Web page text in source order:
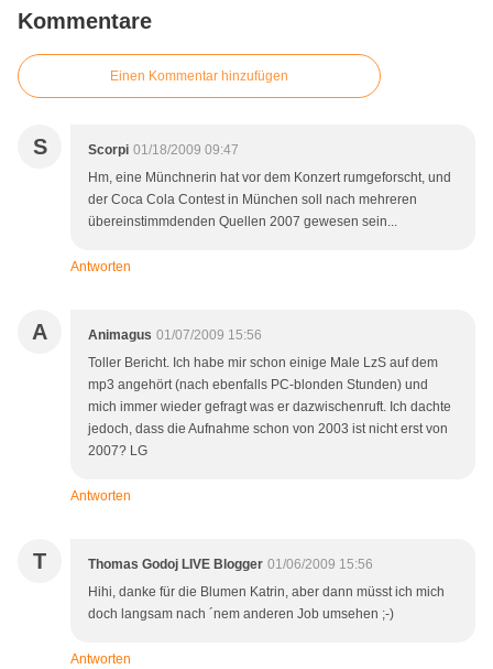
Kommentare
Einen Kommentar hinzufügen
S Scorpi 01/18/2009 09:47
Hm, eine Münchnerin hat vor dem Konzert rumgeforscht, und
der Coca Cola Contest in München soll nach mehreren
übereinstimmdenden Quellen 2007 gewesen sein...
Antworten
A Animagus 01/07/2009 15:56
Toller Bericht. Ich habe mir schon einige Male LzS auf dem
mp3 angehört (nach ebenfalls PC-blonden Stunden) und
mich immer wieder gefragt was er dazwischenruft. Ich dachte
jedoch, dass die Aufnahme schon von 2003 ist nicht erst von
2007? LG
Antworten
T Thomas Godoj LIVE Blogger 01/06/2009 15:56
Hihi, danke für die Blumen Katrin, aber dann müsst ich mich
doch langsam nach ´nem anderen Job umsehen ;-)
Antworten